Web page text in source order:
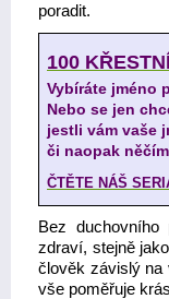
poradit.
100
Vybíráte jméno
Nebo se jen
jestli vám vaše
či naopak
ČTĚTE NÁŠ
Bez
zdraví, stejně
člověk závislý na
vše poměřuje